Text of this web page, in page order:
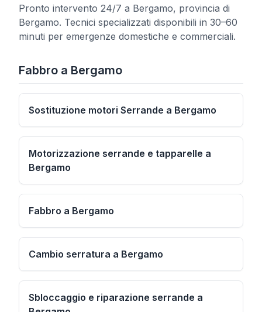
Pronto intervento 24/7 a Bergamo, provincia di
Bergamo. Tecnici specializzati disponibili in 30–60
minuti per emergenze domestiche e commerciali.
Fabbro a Bergamo
Sostituzione motori Serrande a Bergamo
Motorizzazione serrande e tapparelle a
Bergamo
Fabbro a Bergamo
Cambio serratura a Bergamo
Sbloccaggio e riparazione serrande a